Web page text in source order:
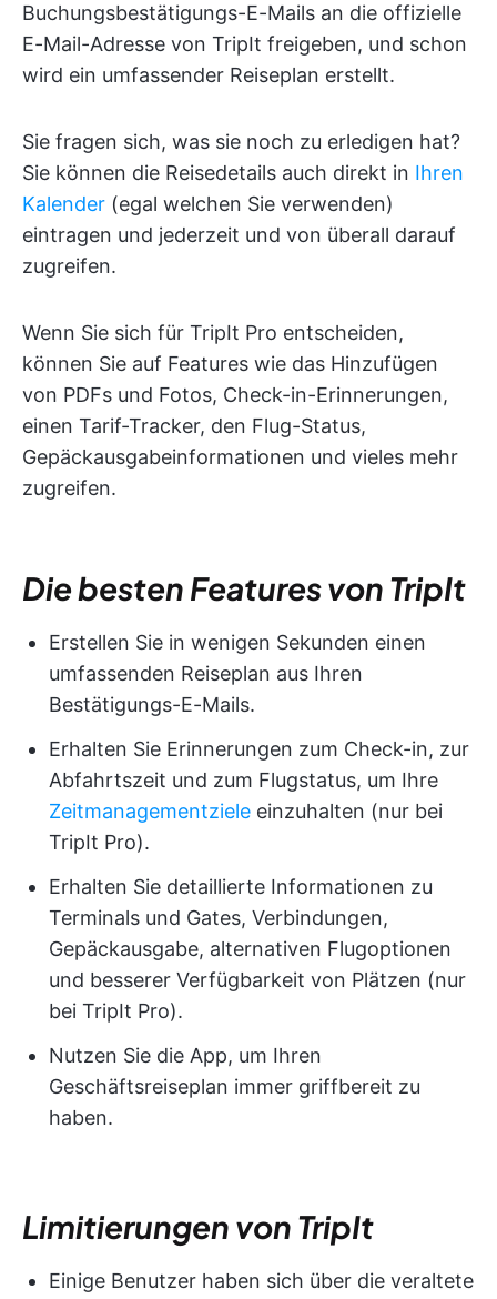
Buchungsbestätigungs-E-Mails an die offizielle
E-Mail-Adresse von TripIt freigeben, und schon
wird ein umfassender Reiseplan erstellt.
Sie fragen sich, was sie noch zu erledigen hat?
Sie können die Reisedetails auch direkt in Ihren
Kalender (egal welchen Sie verwenden)
eintragen und jederzeit und von überall darauf
zugreifen.
Wenn Sie sich für TripIt Pro entscheiden,
können Sie auf Features wie das Hinzufügen
von PDFs und Fotos, Check-in-Erinnerungen,
einen Tarif-Tracker, den Flug-Status,
Gepäckausgabeinformationen und vieles mehr
zugreifen.
Die besten Features von TripIt
Erstellen Sie in wenigen Sekunden einen
umfassenden Reiseplan aus Ihren
Bestätigungs-E-Mails.
Erhalten Sie Erinnerungen zum Check-in, zur
Abfahrtszeit und zum Flugstatus, um Ihre
Zeitmanagementziele einzuhalten (nur bei
TripIt Pro).
Erhalten Sie detaillierte Informationen zu
Terminals und Gates, Verbindungen,
Gepäckausgabe, alternativen Flugoptionen
und besserer Verfügbarkeit von Plätzen (nur
bei TripIt Pro).
Nutzen Sie die App, um Ihren
Geschäftsreiseplan immer griffbereit zu
haben.
Limitierungen von TripIt
Einige Benutzer haben sich über die veraltete